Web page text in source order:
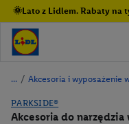
🌞Lato z Lidlem. Rabaty na
/ Akcesoria i wyposażenie
PARKSIDE®
Akcesoria do